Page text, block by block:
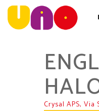
SALTA
CONTENUTO
Crysal APS, Via